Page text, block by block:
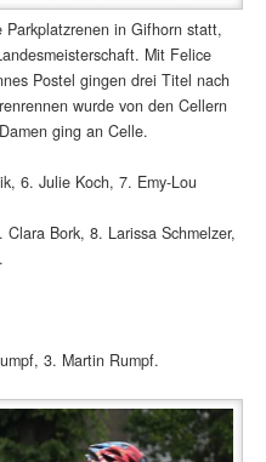
in Gifhorn statt,
Mit Felice
Postel gingen drei Titel nach
wurde von den Cellern
ging an Celle.
6. Julie Koch, 7. Emy-Lou
Bork, 8. Larissa Schmelzer,
3. Martin Rumpf.